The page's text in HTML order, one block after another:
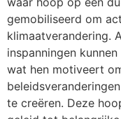
gemobiliseerd om
klimaatverandering.
inspanningen
wat hen motiveert
te creëren. Deze